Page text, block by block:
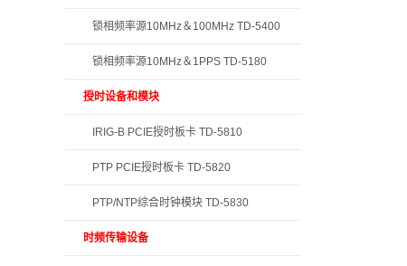
锁相频率源10MHz＆100MHz TD-5400
锁相频率源10MHz＆1PPS TD-5180
授时设备和模块
IRIG-B PCIE授时板卡 TD-5810
PTP PCIE授时板卡 TD-5820
PTP/NTP综合时钟模块 TD-5830
时频传输设备